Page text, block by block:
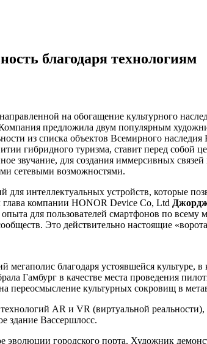
благодаря технологиям
на обогащение культурного
предложила двум популярным
из списка объектов Всемирного
гибридного туризма, ставит перед собой
звучание, для создания иммерсивных
сетевыми возможностями.
интеллектуальных устройств, которые
компании HONOR Device Co, Ltd
для пользователей смартфонов по всему
Это действительно настоящие
благодаря устоявшейся культуре,
Гамбург в качестве места проведения
переосмысление культурных сокровищ в
AR и VR (виртуальной
здание Вассершлосс.
городского порта. Художник